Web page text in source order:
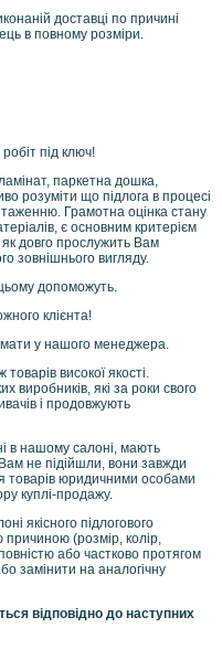
доставці по причині
в повному розміри.
під ключ!
паркетна дошка,
розуміти що підлога в процесі
Грамотна оцінка стану
є основним критерієм
довго прослужить Вам
зовнішнього вигляду.
допоможуть.
клієнта!
у нашого менеджера.
високої якості.
виробників, які за роки свого
і продовжують
в нашому салоні, мають
не підійшли, вони завжди
товарів юридичними особами
куплі-продажу.
якісного підлогового
(розмір, колір,
або частково протягом
замінити на аналогічну
відповідно до наступних